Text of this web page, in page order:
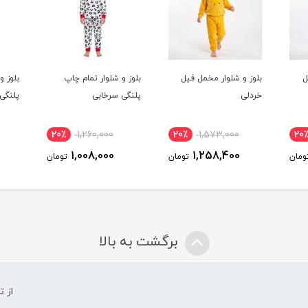
20٪
بلوز و شلوار مخمل فیل
خردلی
1,573,000 20٪
1,258,400 تومان
بلوز و شلوار تمام چاپ
پلنگی سرخابی
1,260,000 20٪
1,008,000 تومان
بلوز
برگشت به بالا
از